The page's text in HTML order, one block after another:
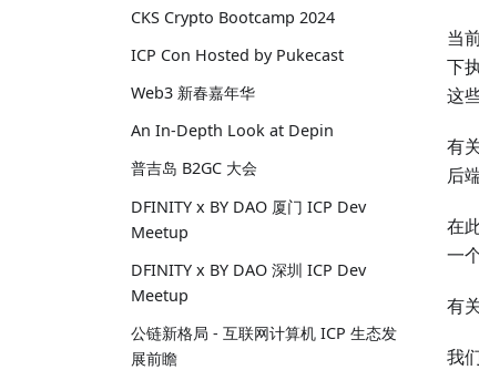
CKS Crypto Bootcamp 2024
ICP Con Hosted by Pukecast
Web3 新春嘉年华
An In-Depth Look at Depin
普吉岛 B2GC 大会
DFINITY x BY DAO 厦门 ICP Dev
Meetup
DFINITY x BY DAO 深圳 ICP Dev
Meetup
公链新格局 - 互联网计算机 ICP 生态发
展前瞻
当
下
这
有
后
在
一
有
我